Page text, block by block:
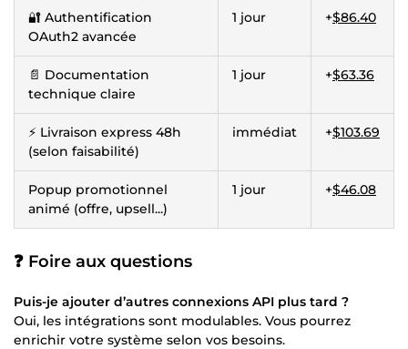
🔐 Authentification
OAuth2 avancée
1 jour +$86.40
📄 Documentation
technique claire
1 jour +$63.36
⚡ Livraison express 48h
(selon faisabilité)
immédiat +$103.69
Popup promotionnel
animé (offre, upsell...)
1 jour +$46.08
❓ Foire aux questions
Puis-je ajouter d’autres connexions API plus tard ?
Oui, les intégrations sont modulables. Vous pourrez
enrichir votre système selon vos besoins.